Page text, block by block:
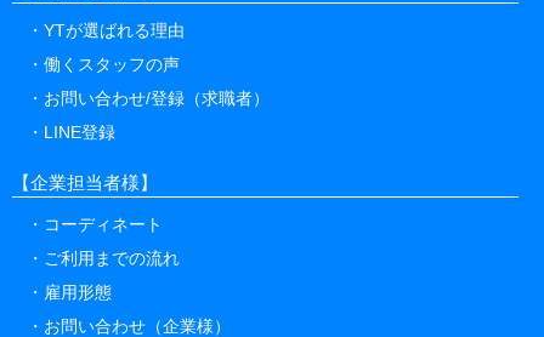
YTが選ばれる理由
働くスタッフの声
お問い合わせ/登録（求職者）
LINE登録
【企業担当者様】
コーディネート
ご利用までの流れ
雇用形態
お問い合わせ（企業様）